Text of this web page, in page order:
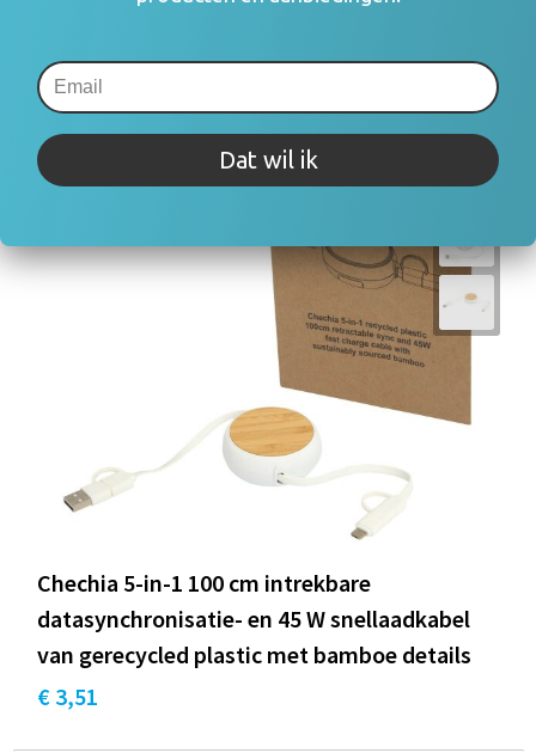
Chechia 5-in-1 100 cm intrekbare
datasynchronisatie- en 45 W snellaadkabel
van gerecycled plastic met bamboe details
€ 3,51
Dat wil ik